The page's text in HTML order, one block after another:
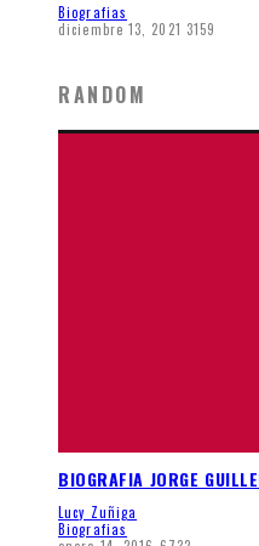
Biografias
diciembre 13, 2021 3159
RANDOM
BIOGRAFIA JORGE
Lucy Zuñiga
Biografias